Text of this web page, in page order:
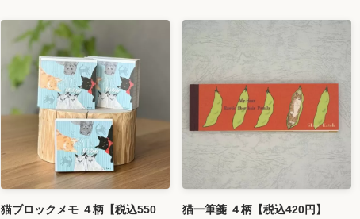
猫ブロックメモ ４柄【税込550
猫一筆箋 ４柄【税込420円】